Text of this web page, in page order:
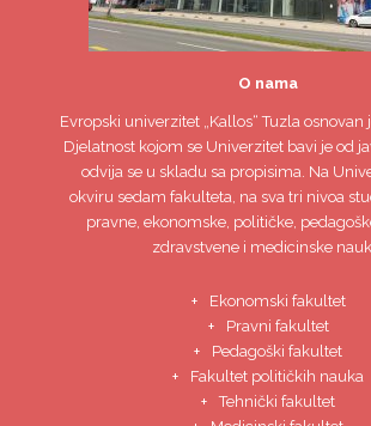
O nama
Evropski univerzitet„Kallos“ Tuzla osnovan
Djelatnost kojom se Univerzitet bavi je od
odvija se u skladu sa propisima. Na
okviru sedam fakulteta, na sva tri nivoa
pravne, ekonomske, političke,
zdravstvene i medicinske
Ekonomski fakultet
Pravni fakultet
Pedagoški fakultet
Fakultet političkih nauka
Tehnički fakultet